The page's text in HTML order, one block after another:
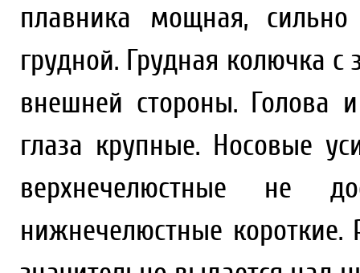
плавника мощная,
грудной. Грудная колючка с
внешней стороны. Голова
глаза крупные. Носовые
верхнечелюстные не
нижнечелюстные короткие.